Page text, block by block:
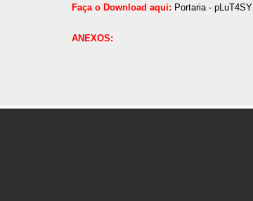
Faça o Download aqui: Portaria -
ANEXOS: